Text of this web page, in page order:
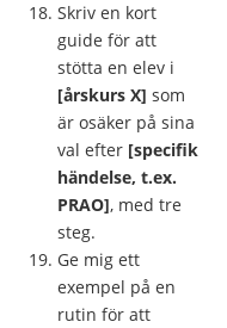
Skriv en kort
guide för att
stötta en elev i
[årskurs X] som
är osäker på sina
val efter [specifik
händelse, t.ex.
PRAO], med tre
steg.
Ge mig ett
exempel på en
rutin för att